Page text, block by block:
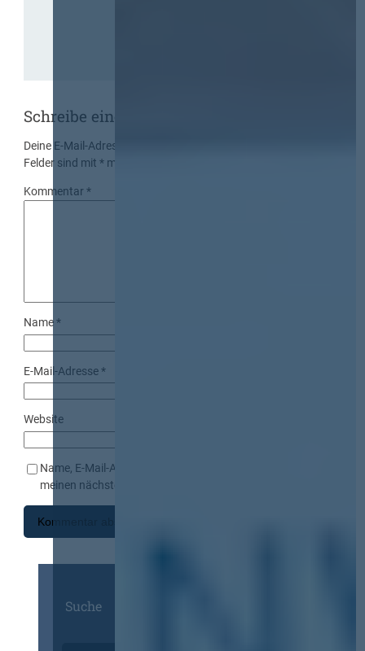
Schreibe einen Kommentar
Deine E-Mail-Adresse wird nicht veröffentlicht.
Felder sind mit* markiert
Kommentar*
Name*
E-Mail-Adresse*
Website
Name, E-Mail-Adresse und Website in diesem Browser für
meinen nächsten Kommentar speichern.
Suche